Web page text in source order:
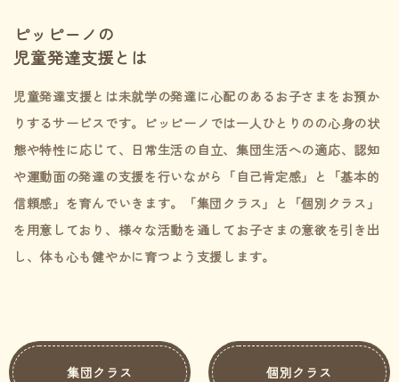
ピッピーノの
児童発達支援とは
児童発達支援とは未就学の発達に心配のあるお子さまをお預か
りするサービスです。ピッピーノでは一人ひとりのの心身の状
態や特性に応じて、日常生活の自立、集団生活への適応、認知
や運動面の発達の支援を行いながら「自己肯定感」と「基本的
信頼感」を育んでいきます。「集団クラス」と「個別クラス」
を用意しており、様々な活動を通してお子さまの意欲を引き出
し、体も心も健やかに育つよう支援します。
集団クラス 個別クラス